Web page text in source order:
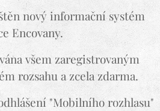
nový informační systém
Encovany.
všem zaregistrovaným
rozsahu a zcela zdarma.
"Mobilního rozhlasu"